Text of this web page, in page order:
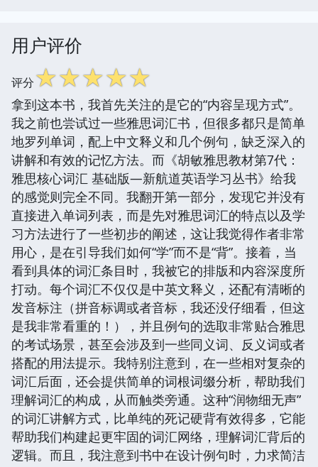
用户评价
评分☆☆☆☆☆
拿到这本书，我首先关注的是它的“内容呈现方式”。
我之前也尝试过一些雅思词汇书，但很多都只是简单
地罗列单词，配上中文释义和几个例句，缺乏深入的
讲解和有效的记忆方法。而《胡敏雅思教材第7代：
雅思核心词汇 基础版—新航道英语学习丛书》给我
的感觉则完全不同。我翻开第一部分，发现它并没有
直接进入单词列表，而是先对雅思词汇的特点以及学
习方法进行了一些初步的阐述，这让我觉得作者非常
用心，是在引导我们如何“学”而不是“背”。接着，当
看到具体的词汇条目时，我被它的排版和内容深度所
打动。每个词汇不仅仅是中英文释义，还配有清晰的
发音标注（拼音标调或者音标，我还没仔细看，但这
是我非常看重的！），并且例句的选取非常贴合雅思
的考试场景，甚至会涉及到一些同义词、反义词或者
搭配的用法提示。我特别注意到，在一些相对复杂的
词汇后面，还会提供简单的词根词缀分析，帮助我们
理解词汇的构成，从而触类旁通。这种“润物细无声”
的词汇讲解方式，比单纯的死记硬背有效得多，它能
帮助我们构建起更牢固的词汇网络，理解词汇背后的
逻辑。而且，我注意到书中在设计例句时，力求简洁